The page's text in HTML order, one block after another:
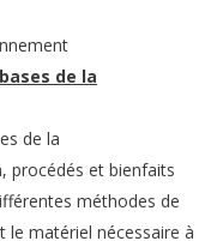
de la
de la
procédés et bienfaits
méthodes de
matériel nécessaire à